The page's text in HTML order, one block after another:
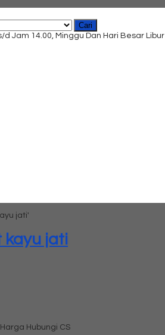
Cari
Jam 14.00, Minggu Dan Hari Besar Libur
jati'
kayu jati
Hubungi CS